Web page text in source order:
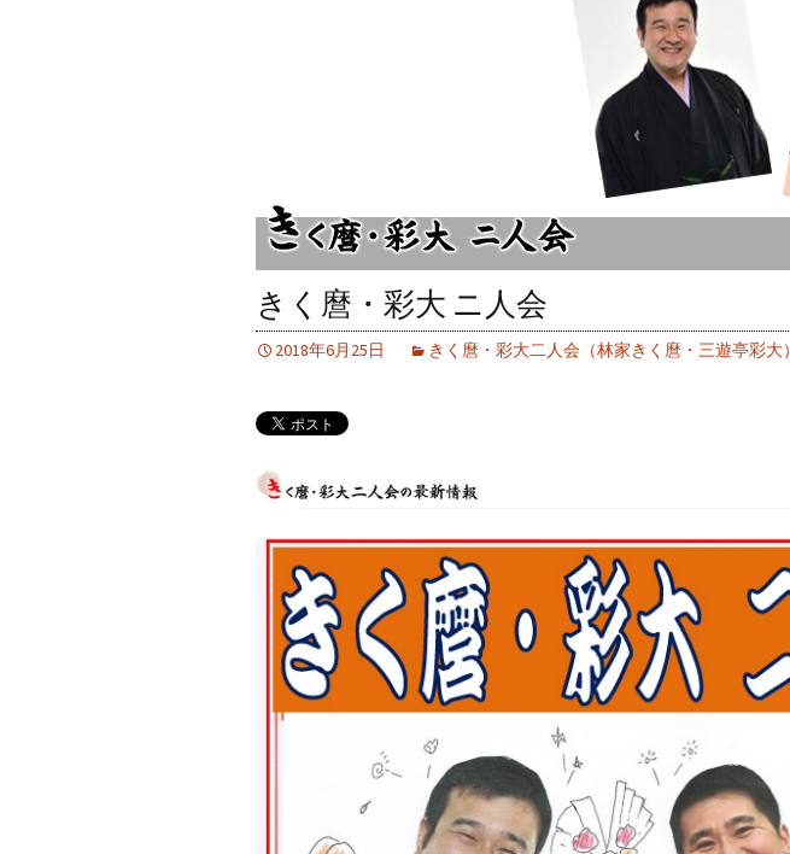
きく麿・彩大 ニ人会
2018年6月25日 きく麿・彩大二人会（林家きく麿・三遊亭彩大）